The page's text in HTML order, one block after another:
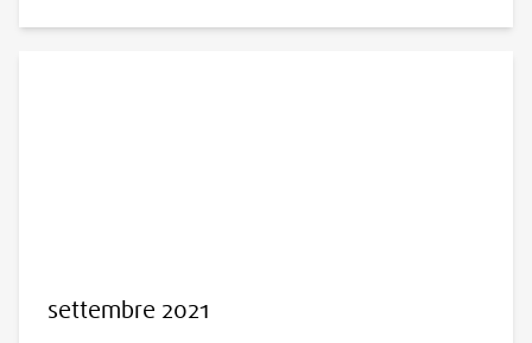
settembre 2021